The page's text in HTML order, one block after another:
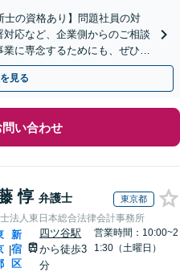
士の資格あり】問題社員の対
応など、企業側からのご相談
に専念するためにも、ぜひ弁
ピニオン対応可】
見る
い合わせ
惇 弁護士 東京都
法人東日本総合法律会計事務所
|
新
宿
区
四ツ谷駅
から徒歩3
分
営業時間：10:00~2
1:30（土曜日）